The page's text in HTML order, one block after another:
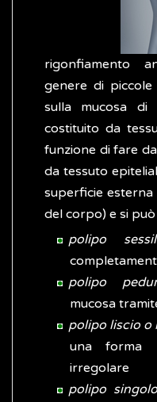
rigonfiamento
genere di
sulla mucosa
costituito da
funzione di fare
da tessuto
superficie
del corpo) e si
polipo
polipo
mucosa
polipo liscio o
una forma
irregolare
polipo singolo